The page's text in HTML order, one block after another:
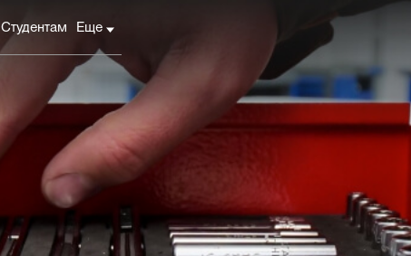
Студентам Еще